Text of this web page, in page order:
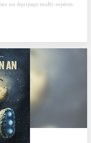
un équipage multi-espèces
il s'intéressait à une